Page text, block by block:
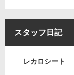
スタッフ日記
レカロシート